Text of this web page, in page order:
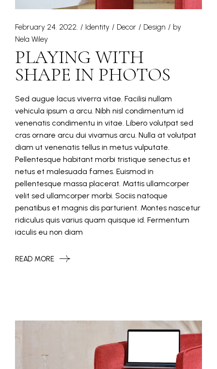
February 24. 2022. Identity Decor Design
by
Nela Wiley
PLAYING WITH
SHAPE IN PHOTOS
Sed augue lacus viverra vitae. Facilisi nullam
vehicula ipsum a arcu. Nibh nisl condimentum id
venenatis condimentu in vitae. Libero volutpat sed
cras ornare arcu dui vivamus arcu. Nulla at volutpat
diam ut venenatis tellus in metus vulputate.
Pellentesque habitant morbi tristique senectus et
netus et malesuada fames. Euismod in
pellentesque massa placerat. Mattis ullamcorper
velit sed ullamcorper morbi. Sociis natoque
penatibus et magnis dis parturient. Montes nascetur
ridiculus quis varius quam quisque id. Fermentum
iaculis eu non diam
READ MORE